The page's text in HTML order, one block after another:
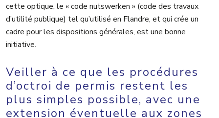
cette optique, le « code nutswerken » (code des travaux
d’utilité publique) tel qu’utilisé en Flandre, et qui crée un
cadre pour les dispositions générales, est une bonne
initiative.
Veiller à ce que les procédures
d’octroi de permis restent les
plus simples possible, avec une
extension éventuelle aux zones